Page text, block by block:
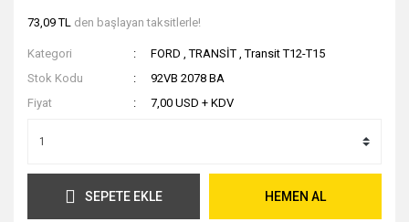
73,09 TL den başlayan taksitlerle!
Kategori FORD ,TRANSİT ,Transit T12-T15
Stok Kodu
92VB 2078 BA
Fiyat
7,00 USD + KDV
SEPETE EKLE HEMEN AL